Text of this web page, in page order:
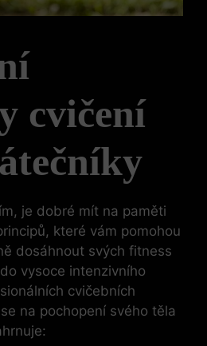
cvičení
je dobré mít na paměti
které vám pomohou
dosáhnout svých fitness
vysoce intenzivního
cvičebních
na pochopení svého těla